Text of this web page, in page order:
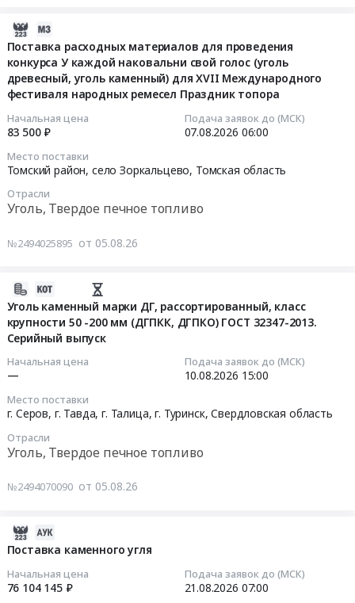
Поставка расходных материалов для проведения
конкурса У каждой наковальни свой голос (уголь
древесный, уголь каменный) для XVII Международного
фестиваля народных ремесел Праздник топора
Начальная цена
83 500 ₽
Подача заявок до (МСК)
07.08.2026 06:00
Место поставки
Томский район, село Зоркальцево, Томская область
Отрасли
Уголь, Твердое печное топливо
№2494025895 от 05.08.26
Уголь каменный марки ДГ, рассортированный, класс
крупности 50 -200 мм (ДГПКК, ДГПКО) ГОСТ 32347-2013.
Серийный выпуск
Начальная цена
—
Подача заявок до (МСК)
10.08.2026 15:00
Место поставки
г. Серов, г. Тавда, г. Талица, г. Туринск,Свердловская область
Отрасли
Уголь, Твердое печное топливо
№2494070090 от 05.08.26
Поставка каменного угля
Начальная цена
76 104 145 ₽
Подача заявок до (МСК)
21.08.2026 07:00